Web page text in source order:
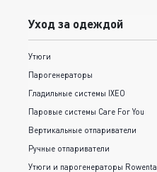
Уход за одеждой
Утюги
Парогенераторы
Гладильные системы IXEO
Паровые системы Care For You
Вертикальные отпариватели
Ручные отпариватели
Утюги и парогенераторы Rowenta